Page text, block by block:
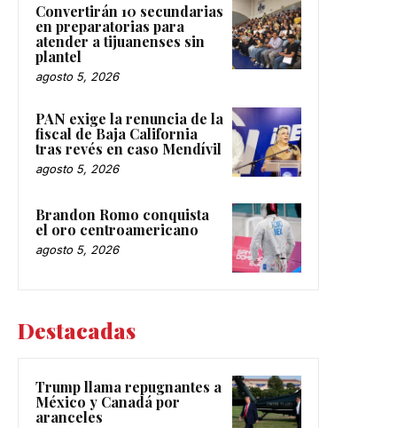
Convertirán 10 secundarias
en preparatorias para
atender a tijuanenses sin
plantel
agosto 5, 2026
PAN exige la renuncia de la
fiscal de Baja California
tras revés en caso Mendívil
agosto 5, 2026
Brandon Romo conquista
el oro centroamericano
agosto 5, 2026
Destacadas
Trump llama repugnantes a
México y Canadá por
aranceles